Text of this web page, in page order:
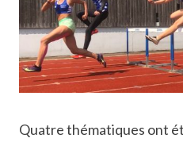
Quatre thématiques ont